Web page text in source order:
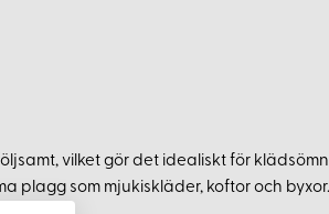
vilket gör det idealiskt för
plagg som mjukiskläder, koftor och